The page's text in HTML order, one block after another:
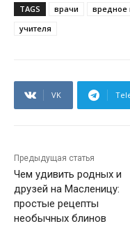
TAGS врачи вредное
учителя
VK
Предыдущая статья
Чем удивить родных и
друзей на Масленицу:
простые рецепты
необычных блинов